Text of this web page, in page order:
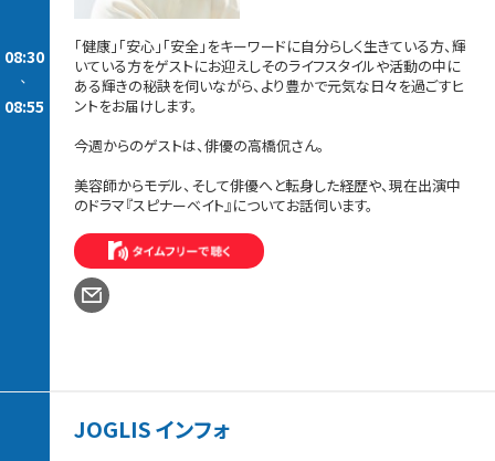
08:30
-
08:55
「健康」「安心」「安全」をキーワードに自分らしく生きている方、輝
いている方をゲストにお迎えしそのライフスタイルや活動の中に
ある輝きの秘訣を伺いながら、より豊かで元気な日々を過ごすヒ
ントをお届けします。
今週からのゲストは、俳優の高橋侃さん。
美容師からモデル、そして俳優へと転身した経歴や、現在出演中
のドラマ『スピナーベイト』についてお話伺います。
JOGLIS インフォ